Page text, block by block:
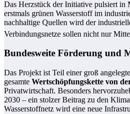
Das Herzstück der Initiative pulsiert in
erstmals grünen Wasserstoff im
nachhaltige Quellen wird der
Verbindungsnetze sollen nicht nur
Bundesweite Förderung und
Das Projekt ist Teil einer groß
gesamte Wertschöpfungskette von
Privatwirtschaft. Besonders
2030 – ein stolzer Beitrag zu den
Wasserstoffnetz wird eine neue